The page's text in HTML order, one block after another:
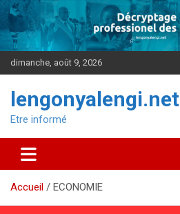
Aller
contenu
dimanche, août 9, 2026
lengonyalengi.net
Etre informé
Accueil ECONOMIE